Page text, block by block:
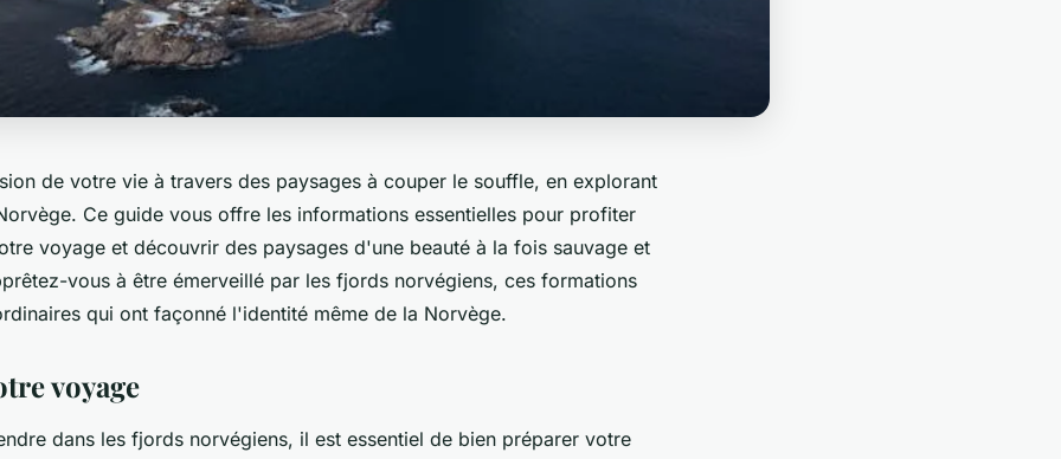
de votre vie à travers des paysages à couper le souffle, en explorant
Ce guide vous offre les informations essentielles pour profiter
voyage et découvrir des paysages d'une beauté à la fois sauvage et
vous à être émerveillé par les fjords norvégiens, ces formations
qui ont façonné l'identité même de la Norvège.
voyage
dans les fjords norvégiens, il est essentiel de bien préparer votre